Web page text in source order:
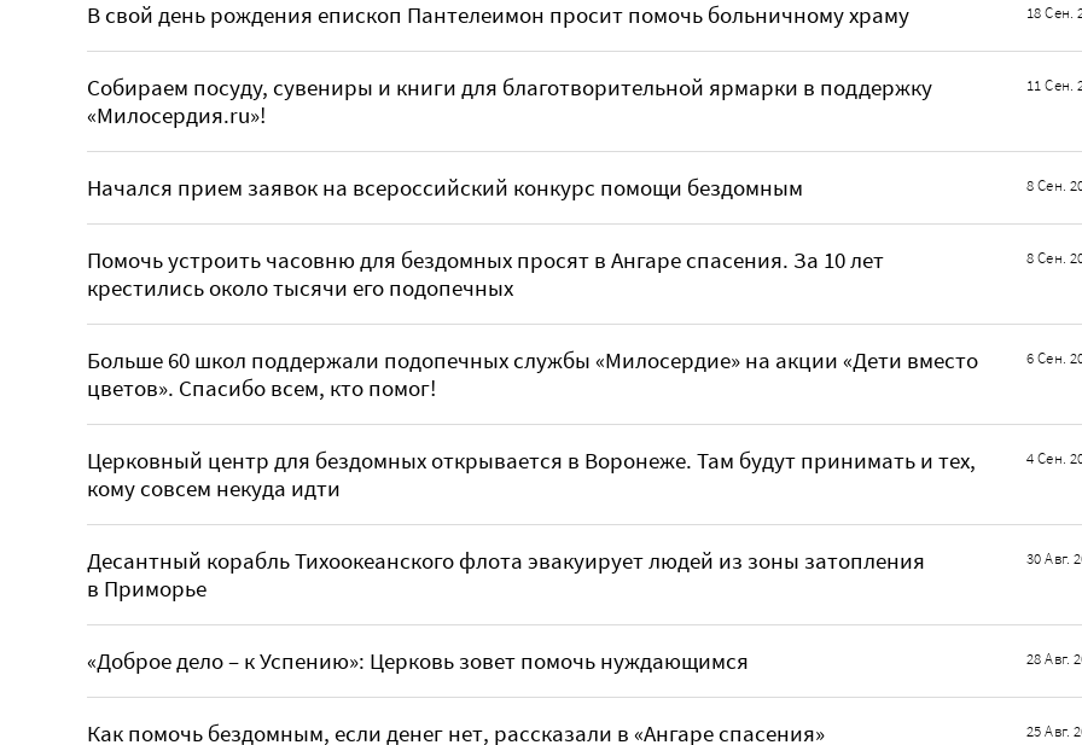
В свой день рождения епископ Пантелеимон просит помочь больничному храму 18 Сен.
Собираем посуду, сувениры и книги для благо­творительной ярмарки в поддержку
«Милосердия.ru»!
11 Сен.
Начался прием заявок на всероссийский конкурс помощи бездомным 8 Сен.
Помочь устроить часовню для бездомных просят в Ангаре спасения. За 10 лет
крестились около тысячи его подопечных
8 Сен.
Больше 60 школ поддержали подопечных службы «Милосердие» на акции «Дети вместо
цветов». Спасибо всем, кто помог!
6 Сен.
Церковный центр для бездомных открывается в Воронеже. Там будут принимать и тех,
кому совсем некуда идти
4 Сен.
Десантный корабль Тихоокеанского флота эвакуирует людей из зоны затопления
в Приморье
30 Авг.
«Доброе дело – к Успению»: Церковь зовет помочь нуждающимся 28 Авг.
Как помочь бездомным, если денег нет, рассказали в «Ангаре спасения» 25 Авг.